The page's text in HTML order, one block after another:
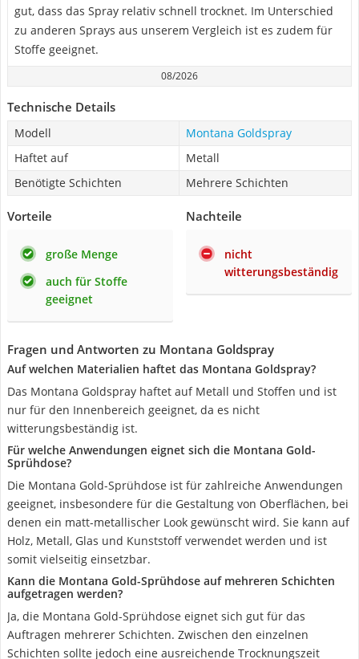
gut, dass das Spray relativ schnell trocknet. Im Unterschied
zu anderen Sprays aus unserem Vergleich ist es zudem für
Stoffe geeignet.
08/2026
Technische Details
Modell
Montana Goldspray
Haftet auf
Metall
Benötigte Schichten
Mehrere Schichten
Vorteile
große Menge
auch für Stoffe
geeignet
Nachteile
nicht
witterungsbeständig
Fragen und Antworten zu Montana Goldspray
Auf welchen Materialien haftet das Montana Goldspray?
Das Montana Goldspray haftet auf Metall und Stoffen und ist
nur für den Innenbereich geeignet, da es nicht
witterungsbeständig ist.
Für welche Anwendungen eignet sich die Montana Gold-
Sprühdose?
Die Montana Gold-Sprühdose ist für zahlreiche Anwendungen
geeignet, insbesondere für die Gestaltung von Oberflächen, bei
denen ein matt-metallischer Look gewünscht wird. Sie kann auf
Holz, Metall, Glas und Kunststoff verwendet werden und ist
somit vielseitig einsetzbar.
Kann die Montana Gold-Sprühdose auf mehreren Schichten
aufgetragen werden?
Ja, die Montana Gold-Sprühdose eignet sich gut für das
Auftragen mehrerer Schichten. Zwischen den einzelnen
Schichten sollte jedoch eine ausreichende Trocknungszeit